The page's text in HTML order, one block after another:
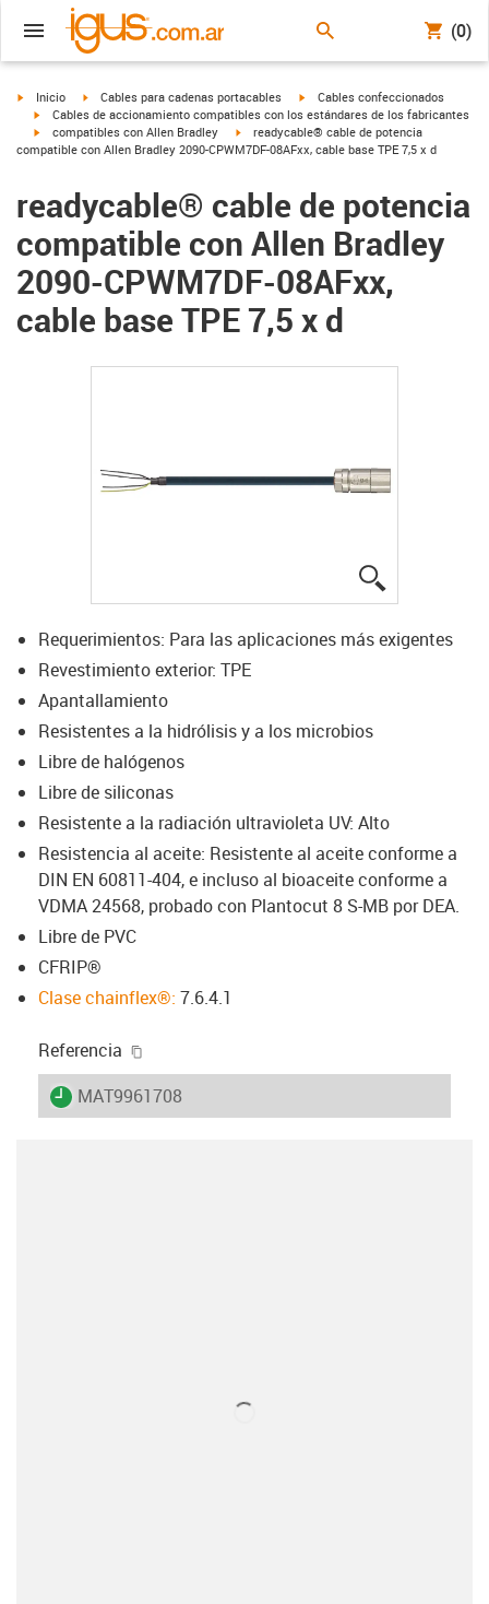
(0)
igus-icon-arrow-right
Inicio igus-icon-arrow-right
Cables para cadenas portacables igus-icon-arrow-right
Cables confeccionados
igus-icon-arrow-right
Cables de accionamiento compatibles con los estándares de los fabricantes
igus-icon-arrow-right
compatibles con Allen Bradley igus-icon-arrow-right
readycable® cable de potencia
compatible con Allen Bradley 2090-CPWM7DF-08AFxx, cable base TPE 7,5 x d
readycable® cable de potencia
compatible con Allen Bradley
2090-CPWM7DF-08AFxx,
cable base TPE 7,5 x d
Requerimientos: Para las aplicaciones más exigentes
Revestimiento exterior: TPE
Apantallamiento
Resistentes a la hidrólisis y a los microbios
Libre de halógenos
Libre de siliconas
Resistente a la radiación ultravioleta UV: Alto
Resistencia al aceite: Resistente al aceite conforme a
DIN EN 60811-404, e incluso al bioaceite conforme a
VDMA 24568, probado con Plantocut 8 S-MB por DEA.
Libre de PVC
CFRIP®
Clase chainflex®: 7.6.4.1
Referencia
igus-icon-lieferzeit
MAT9961708